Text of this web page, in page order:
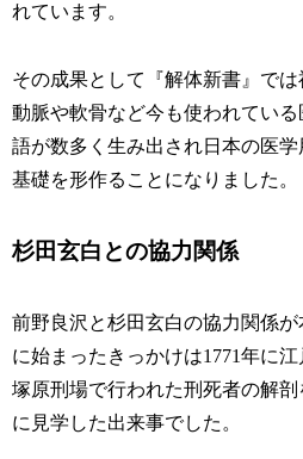
れています。
その成果として『解体新書』では
動脈や軟骨など今も使われている
語が数多く生み出され日本の医学
基礎を形作ることになりました。
杉田玄白との協力関係
前野良沢と杉田玄白の協力関係が
に始まったきっかけは1771年に
塚原刑場で行われた刑死者の解剖
に見学した出来事でした。